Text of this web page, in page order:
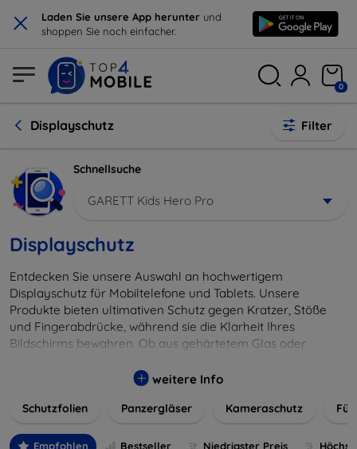
× Laden Sie unsere App herunter und
shoppen Sie noch einfacher.
0
Displayschutz Filter
Schnellsuche
GARETT Kids Hero Pro
Displayschutz
Entdecken Sie unsere Auswahl an hochwertigem
Displayschutz für Mobiltelefone und Tablets. Unsere
Produkte bieten ultimativen Schutz gegen Kratzer, Stöße
und Fingerabdrücke, während sie die Klarheit Ihres
Bildschirms bewahren. Ob aus gehärtetem Glas oder
installieren und passgenau für jedes Gerät, um eine
wertvolles Gerät mit unseren langlebigen und zuverlässigen
digitales Erlebnis.
weitere Info
Schutzfolien Panzergläser Kameraschutz
Empfohlen Bestseller Niedrigster Preis